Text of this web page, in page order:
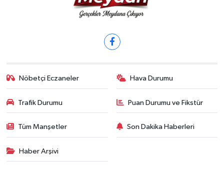
Nöbetçi Eczaneler Hava Durumu
Trafik Durumu Puan Durumu ve Fikstür
Tüm Manşetler Son Dakika Haberleri
Haber Arşivi